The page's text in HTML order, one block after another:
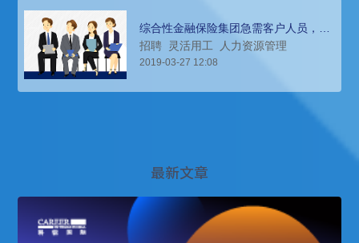
综合性金融保险集团急需客户人员，灵
活用工服务来解决
招聘 灵活用工 人力资源管理
2019-03-27 12:08
最新文章